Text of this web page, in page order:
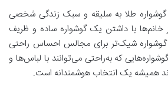
طلا به سلیقه و سبک زندگی شخصی
خانم‌ها با داشتن یک گوشواره ساده و ظریف
شیک‌تر برای مجالس احساس راحتی
که به‌راحتی می‌توانند با لباس‌ها و
همیشه یک انتخاب هوشمندانه است.